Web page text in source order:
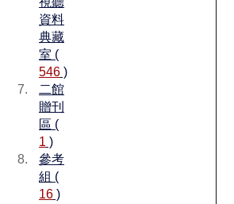
資料
典藏
室 (
546)
二館
贈刊
區 (
1 )
參考
組 (
16)